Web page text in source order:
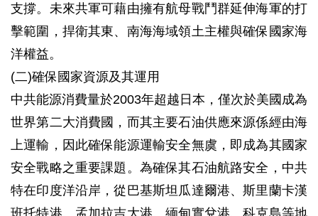
支撐。未來共軍可藉由擁有航母戰鬥群延伸海軍的打
擊範圍，捍衛其東、南海海域領土主權與確保國家海
洋權益。
(二)確保國家資源及其運用
中共能源消費量於2003年超越日本，僅次於美國成為
世界第二大消費國，而其主要石油供應來源係經由海
上運輸，因此確保能源運輸安全無虞，即成為其國家
安全戰略之重要課題。為確保其石油航路安全，中共
特在印度洋沿岸，從巴基斯坦瓜達爾港、斯里蘭卡漢
班托特港、孟加拉吉大港、緬甸實兌港、科克島等地